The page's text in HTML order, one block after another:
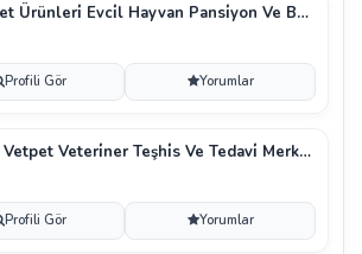
Vetpet Pet Ürünleri̇ Evci̇l Hayvan Pansi̇yon Ve Bakım
Profili Gör Yorumlar
Akademi̇ Vetpet Veteri̇ner Teşhi̇s Ve Tedavi̇ Merkezi̇
Profili Gör Yorumlar